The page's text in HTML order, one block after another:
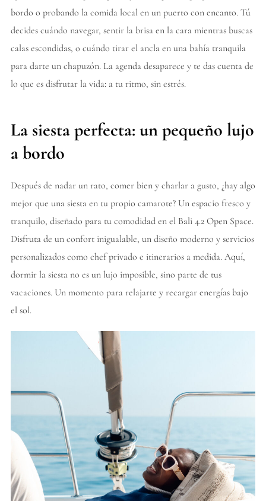
bordo o probando la comida local en un puerto con encanto. Tú
decides cuándo navegar, sentir la brisa en la cara mientras buscas
calas escondidas, o cuándo tirar el ancla en una bahía tranquila
para darte un chapuzón. La agenda desaparece y te das cuenta de
lo que es disfrutar la vida: a tu ritmo, sin estrés.
La siesta perfecta: un pequeño lujo
a bordo
Después de nadar un rato, comer bien y charlar a gusto, ¿hay algo
mejor que una siesta en tu propio camarote? Un espacio fresco y
tranquilo, diseñado para tu comodidad en el Bali 4.2 Open Space.
Disfruta de un confort inigualable, un diseño moderno y servicios
personalizados como chef privado e itinerarios a medida. Aquí,
dormir la siesta no es un lujo imposible, sino parte de tus
vacaciones. Un momento para relajarte y recargar energías bajo
el sol.